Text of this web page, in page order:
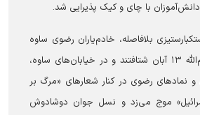
با چای و کیک پذیرایی شد.
بلافاصله، خادم‌یاران رضوی ساوه
به جبهه راهپیمایی یوم‌الله ۱۳ آبان شتافتند و در خیابان‌های ساوه،
و نمادهای رضوی در کنار شعارهای «مرگ بر
موج می‌زد و نسل جوان دوشادوش